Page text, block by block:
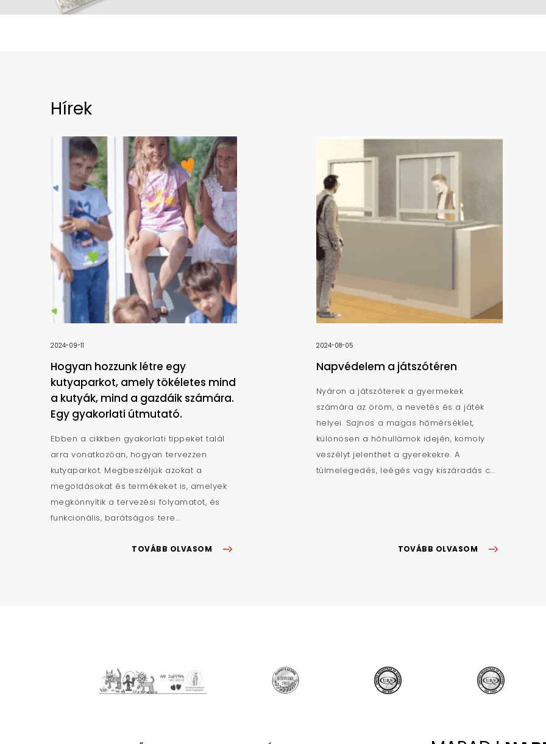
Hírek
2024-09-11
Hogyan hozzunk létre egy
kutyaparkot, amely tökéletes mind
a kutyák, mind a gazdáik számára.
Egy gyakorlati útmutató.
Ebben a cikkben gyakorlati tippeket talál
arra vonatkozóan, hogyan tervezzen
kutyaparkot. Megbeszéljük azokat a
megoldásokat és termékeket is, amelyek
megkönnyítik a tervezési folyamatot, és
funkcionális, barátságos tere...
TOVÁBB OLVASOM
2024-08-05
Napvédelem a játszótéren
Nyáron a játszóterek a gyermekek
számára az öröm, a nevetés és a játék
helyei. Sajnos a magas hőmérséklet,
különösen a hőhullámok idején, komoly
veszélyt jelenthet a gyerekekre. A
túlmelegedés, leégés vagy kiszáradás c...
TOVÁBB OLVASOM